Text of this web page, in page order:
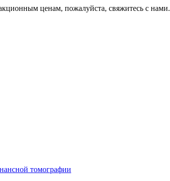
ценам, пожалуйста, свяжитесь с нами.
томографии